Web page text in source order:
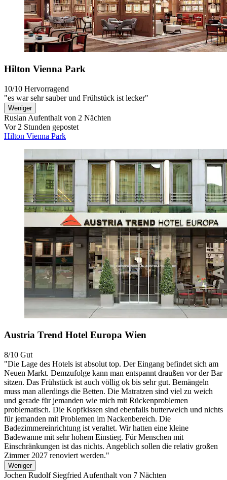
Hilton Vienna Park
10/10 Hervorragend
"es war sehr sauber und Frühstück ist lecker"
Weniger
Ruslan Aufenthalt von 2 Nächten
Vor 2 Stunden gepostet
Hilton Vienna Park
Austria Trend Hotel Europa Wien
8/10 Gut
"Die Lage des Hotels ist absolut top. Der Eingang befindet sich am
Neuen Markt. Demzufolge kann man entspannt draußen vor der Bar
sitzen. Das Frühstück ist auch völlig ok bis sehr gut. Bemängeln
muss man allerdings die Betten. Die Matratzen sind viel zu weich
und gerade für jemanden wie mich mit Rückenproblemen
problematisch. Die Kopfkissen sind ebenfalls butterweich und nichts
für jemanden mit Problemen im Nackenbereich. Die
Badezimmereinrichtung ist veraltet. Wir hatten eine kleine
Badewanne mit sehr hohem Einstieg. Für Menschen mit
Einschränkungen ist das nichts. Angeblich sollen die relativ großen
Zimmer 2027 renoviert werden."
Weniger
Jochen Rudolf Siegfried Aufenthalt von 7 Nächten